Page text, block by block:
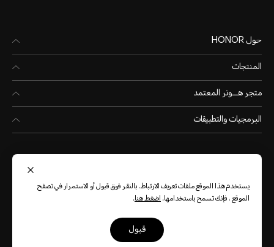
حول HONOR
المنتجات
متجر هـــونر المعتمد
البرمجيات والتطبيقات
Qatar (العربية)
بيان الخصوصية الكوكيز
يستخدم هذا الموقع ملفات تعريف الارتباط. بالنقر فوق قبول أو الاستمرار في تصفح
الموقع ، فإنك تسمح باستخدامها.اضغط هنا.
قبول